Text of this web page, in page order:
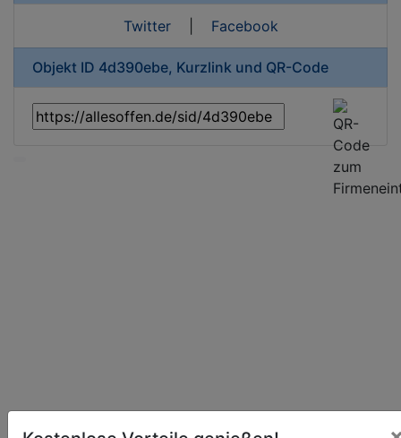
Twitter| Facebook
Objekt ID 4d390ebe, Kurzlink und QR-Code